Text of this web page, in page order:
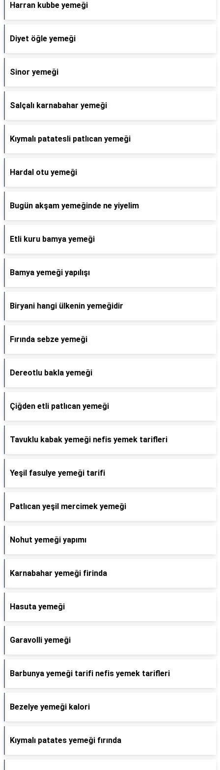
Harran kubbe yemeği
Diyet öğle yemeği
Sinor yemeği
Salçalı karnabahar yemeği
Kıymalı patatesli patlıcan yemeği
Hardal otu yemeği
Bugün akşam yemeğinde ne yiyelim
Etli kuru bamya yemeği
Bamya yemeği yapılışı
Biryani hangi ülkenin yemeğidir
Fırında sebze yemeği
Dereotlu bakla yemeği
Çiğden etli patlıcan yemeği
Tavuklu kabak yemeği nefis yemek tarifleri
Yeşil fasulye yemeği tarifi
Patlıcan yeşil mercimek yemeği
Nohut yemeği yapımı
Karnabahar yemeği firinda
Hasuta yemeği
Garavolli yemeği
Barbunya yemeği tarifi nefis yemek tarifleri
Bezelye yemeği kalori
Kıymalı patates yemeği fırında